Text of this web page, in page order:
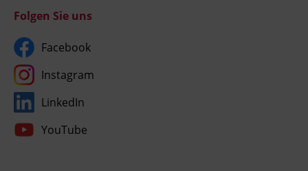
Folgen Sie uns
Facebook
Instagram
LinkedIn
YouTube